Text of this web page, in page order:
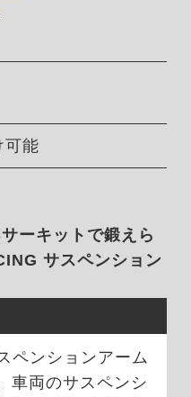
能
ーキットで鍛えら
サスペンション
ペンションアーム
車両のサスペンシ